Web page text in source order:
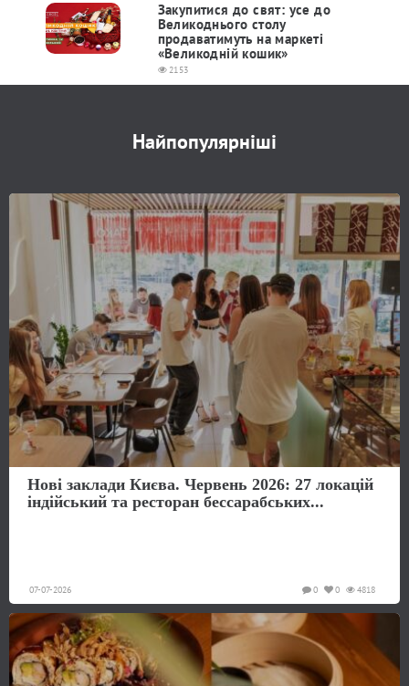
Закупитися до свят: усе до
Великоднього столу
продаватимуть на маркеті
«Великодній кошик»
2153
Найпопулярніші
Нові заклади Києва. Червень 2026: 27 локацій
індійський та ресторан бессарабських...
07-07-2026 4818
0
0